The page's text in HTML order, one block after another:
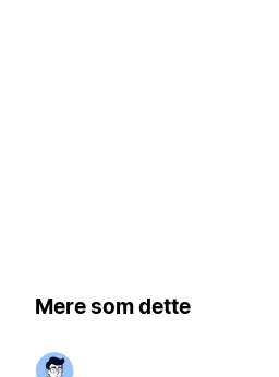
Mere som dette